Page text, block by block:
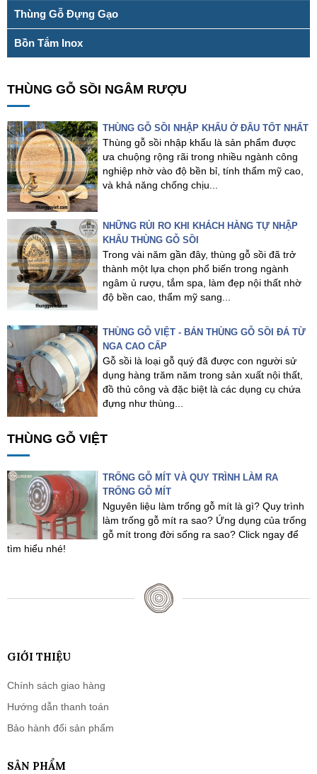
Thùng Gỗ Đựng Gạo
Bồn Tắm Inox
THÙNG GỖ SỒI NGÂM RƯỢU
THÙNG GỖ SỒI NHẬP KHẨU Ở ĐÂU TỐT NHẤT
Thùng gỗ sồi nhập khẩu là sản phẩm được
ưa chuộng rộng rãi trong nhiều ngành công
nghiệp nhờ vào độ bền bỉ, tính thẩm mỹ cao,
và khả năng chống chịu...
NHỮNG RỦI RO KHI KHÁCH HÀNG TỰ NHẬP
KHẨU THÙNG GỖ SỒI
Trong vài năm gần đây, thùng gỗ sồi đã trở
thành một lựa chọn phổ biến trong ngành
ngâm ủ rượu, tắm spa, làm đẹp nội thất nhờ
độ bền cao, thẩm mỹ sang...
THÙNG GỖ VIỆT - BÁN THÙNG GỖ SỒI ĐÁ TỪ
NGA CAO CẤP
Gỗ sồi là loại gỗ quý đã được con người sử
dụng hàng trăm năm trong sản xuất nội thất,
đồ thủ công và đặc biệt là các dụng cụ chứa
đựng như thùng...
THÙNG GỖ VIỆT
TRỐNG GỖ MÍT VÀ QUY TRÌNH LÀM RA
TRỐNG GỖ MÍT
Nguyên liệu làm trống gỗ mít là gì? Quy trình
làm trống gỗ mít ra sao? Ứng dụng của trống
gỗ mít trong đời sống ra sao? Click ngay để
tìm hiểu nhé!
GIỚI THIỆU
Chính sách giao hàng
Hướng dẫn thanh toán
Bảo hành đổi sản phẩm
SẢN PHẨM